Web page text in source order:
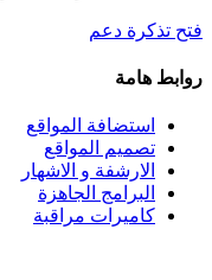
فتح تذكرة دعم
روابط هامة
استضافة المواقع
تصميم المواقع
الارشفة و الاشهار
البرامج الجاهزة
كاميرات مراقبة